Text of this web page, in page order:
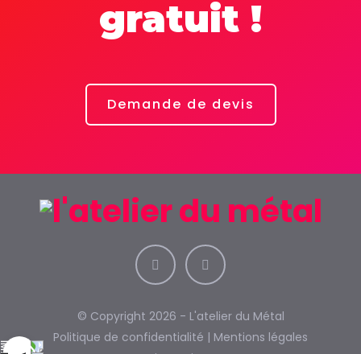
gratuit !
Demande de devis
© Copyright 2026 - L'atelier du Métal
Politique de confidentialité | Mentions légales